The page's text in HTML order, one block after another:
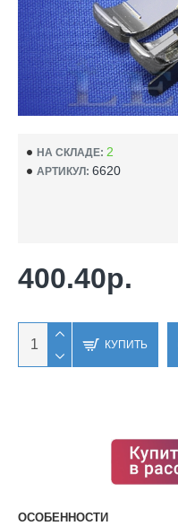
НА СКЛАДЕ: 2
АРТИКУЛ: 6620
400.40р.
КУПИТЬ
ОСОБЕННОСТИ